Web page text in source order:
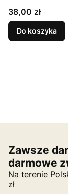
Cena
38,00 zł
Do koszyka
Zawsze
darmowe
Na terenie
zł